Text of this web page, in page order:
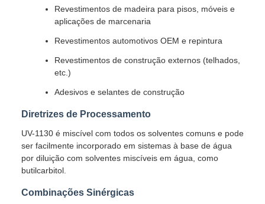
Revestimentos de madeira para pisos, móveis e
aplicações de marcenaria
Revestimentos automotivos OEM e repintura
Revestimentos de construção externos (telhados,
etc.)
Adesivos e selantes de construção
Diretrizes de Processamento
UV-1130 é miscível com todos os solventes comuns e pode
ser facilmente incorporado em sistemas à base de água
por diluição com solventes miscíveis em água, como
butilcarbitol.
Combinações Sinérgicas